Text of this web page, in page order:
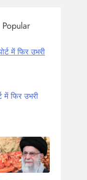
Popular
में फिर उभरी